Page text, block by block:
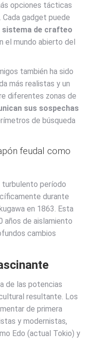
opciones tácticas
gadget puede
sistema de crafteo
el mundo abierto del
también ha sido
más realistas y un
diferentes zonas de
sus sospechas
de búsqueda
feudal como
turbulento período
durante
en 1863. Esta
años de aislamiento
cambios
de las potencias
resultante. Los
de primera
y modernistas,
Edo (actual Tokio) y